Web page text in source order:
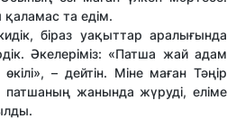
та едім.
біраз уақыттар аралығында
Әкелеріміз: «Патша жай адам
– дейтін. Міне маған Тәңір
жанында жүруді, еліме